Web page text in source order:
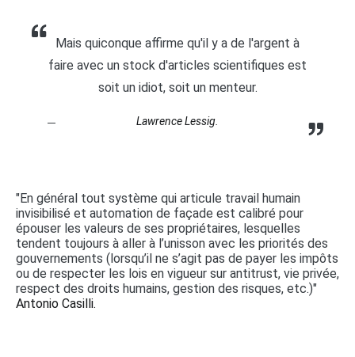
Mais quiconque affirme qu'il y a de l'argent à
faire avec un stock d'articles scientifiques est
soit un idiot, soit un menteur.
Lawrence Lessig.
"En général tout système qui articule travail humain
invisibilisé et automation de façade est calibré pour
épouser les valeurs de ses propriétaires, lesquelles
tendent toujours à aller à l’unisson avec les priorités des
gouvernements (lorsqu’il ne s’agit pas de payer les impôts
ou de respecter les lois en vigueur sur antitrust, vie privée,
respect des droits humains, gestion des risques, etc.)"
Antonio Casilli.